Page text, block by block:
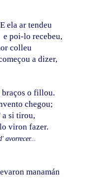
E ela ar tendeu
e poi-lo recebeu,
colleu
a dizer,
braços o fillou.
chegou;
si tirou,
viron fazer.
avorrecer...
manamán